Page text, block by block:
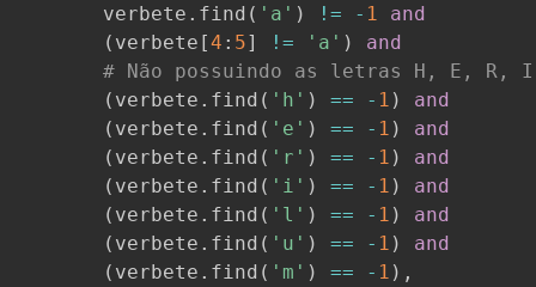
       verbete
. find ( 'a' ) != - 1
and
( verbete [4 : 5] != 'a' )
and
# Não possuindo as letras H, E, R,
( verbete . find ( 'h' ) == - 1 )
and
( verbete . find ( 'e' ) == - 1 )
and
( verbete . find ( 'r' ) == - 1 )
and
( verbete . find ( 'i' ) == - 1 )
and
( verbete . find ( 'l' ) == - 1 )
and
( verbete . find ( 'u' ) == - 1 )
and
( verbete . find ( 'm' ) == - 1 ) ,